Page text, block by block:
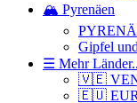
🏔️ Pyrenäen
Gipfel
☰ Mehr
🇻🇪
🇪🇺